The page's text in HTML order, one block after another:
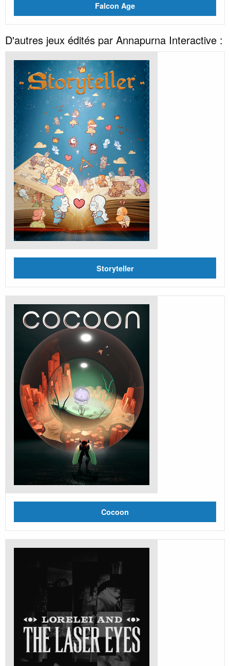
Falcon Age
D'autres jeux édités par Annapurna Interactive :
Storyteller
Cocoon